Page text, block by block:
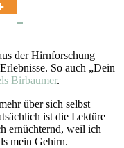
der Hirnforschung
So auch „Dein
Birbaumer.
über sich selbst
ist die Lektüre
ernüchternd, weil ich
mein Gehirn.